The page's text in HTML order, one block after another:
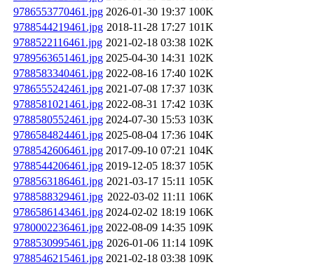
9786553770461.jpg 2026-01-30 19:37 100K
9788544219461.jpg 2018-11-28 17:27 101K
9788522116461.jpg 2021-02-18 03:38 102K
9789563651461.jpg 2025-04-30 14:31 102K
9788583340461.jpg 2022-08-16 17:40 102K
9786555242461.jpg 2021-07-08 17:37 103K
9788581021461.jpg 2022-08-31 17:42 103K
9788580552461.jpg 2024-07-30 15:53 103K
9786584824461.jpg 2025-08-04 17:36 104K
9788542606461.jpg 2017-09-10 07:21 104K
9788544206461.jpg 2019-12-05 18:37 105K
9788563186461.jpg 2021-03-17 15:11 105K
9788588329461.jpg 2022-03-02 11:11 106K
9786586143461.jpg 2024-02-02 18:19 106K
9780002236461.jpg 2022-08-09 14:35 109K
9788530995461.jpg 2026-01-06 11:14 109K
9788546215461.jpg 2021-02-18 03:38 109K